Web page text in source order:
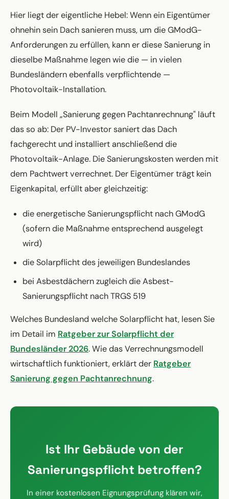
Hier liegt der eigentliche Hebel: Wenn ein Eigentümer
ohnehin sein Dach sanieren muss, um die GModG-
Anforderungen zu erfüllen, kann er diese Sanierung in
dieselbe Maßnahme legen wie die — in vielen
Bundesländern ebenfalls verpflichtende —
Photovoltaik-Installation.
Beim Modell „Sanierung gegen Pachtanrechnung" läuft
das so ab: Der PV-Investor saniert das Dach
fachgerecht und installiert anschließend die
Photovoltaik-Anlage. Die Sanierungskosten werden mit
dem Pachtwert verrechnet. Der Eigentümer trägt kein
Eigenkapital, erfüllt aber gleichzeitig:
die energetische Sanierungspflicht nach GModG
(sofern die Maßnahme entsprechend ausgelegt
wird)
die Solarpflicht des jeweiligen Bundeslandes
bei Asbestdächern zugleich die Asbest-
Sanierungspflicht nach TRGS 519
Welches Bundesland welche Solarpflicht hat, lesen Sie
im Detail im Ratgeber zur Solarpflicht der
Bundesländer 2026. Wie das Verrechnungsmodell
wirtschaftlich funktioniert, erklärt der Ratgeber
Sanierung gegen Pachtanrechnung.
Ist Ihr Gebäude von der
Sanierungspflicht betroffen?
In einer kostenlosen Eignungsprüfung klären wir,